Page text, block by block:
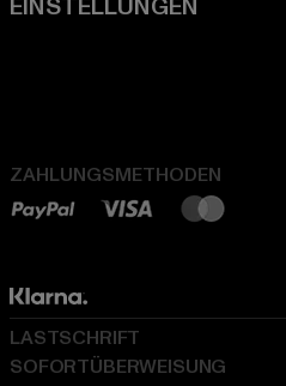
ZAHLUNGSMETHODEN
LASTSCHRIFT
SOFORTÜBERWEISUNG